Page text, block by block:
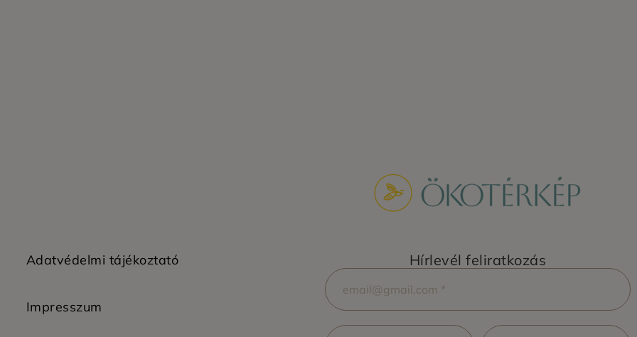
Adatvédelmi tájékoztató
Impresszum
Hírlevél feliratkozás